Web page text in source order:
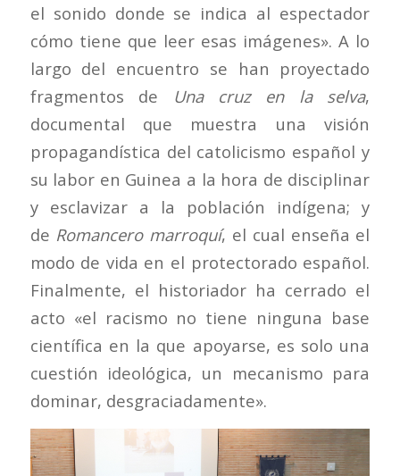
el sonido donde se indica al espectador
cómo tiene que leer esas imágenes». A lo
largo del encuentro se han proyectado
fragmentos de Una cruz en la selva,
documental que muestra una visión
propagandística del catolicismo español y
su labor en Guinea a la hora de disciplinar
y esclavizar a la población indígena; y
de Romancero marroquí, el cual enseña el
modo de vida en el protectorado español.
Finalmente, el historiador ha cerrado el
acto «el racismo no tiene ninguna base
científica en la que apoyarse, es solo una
cuestión ideológica, un mecanismo para
dominar, desgraciadamente».